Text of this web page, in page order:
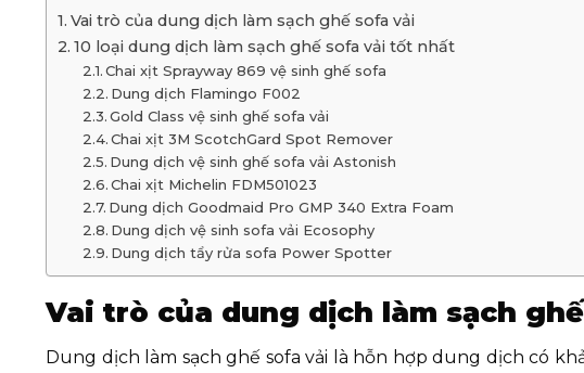
Vai trò của dung dịch làm sạch ghế sofa vải
10 loại dung dịch làm sạch ghế sofa vải tốt nhất
Chai xịt Sprayway 869 vệ sinh ghế sofa
Dung dịch Flamingo F002
Gold Class vệ sinh ghế sofa vải
Chai xịt 3M ScotchGard Spot Remover
Dung dịch vệ sinh ghế sofa vải Astonish
Chai xịt Michelin FDM501023
Dung dịch Goodmaid Pro GMP 340 Extra Foam
Dung dịch vệ sinh sofa vải Ecosophy
Dung dịch tẩy rửa sofa Power Spotter
Vai trò của dung dịch làm sạch
Dung dịch làm sạch ghế sofa vải là hỗn hợp dung dịch có